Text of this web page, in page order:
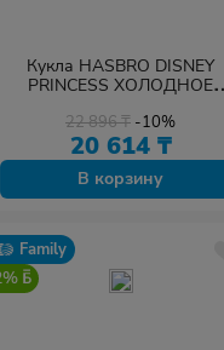
Кукла HASBRO DISNEY
PRINCESS ХОЛОДНОЕ
22 896₸ -10%
20 614 ₸
В корзину
Family